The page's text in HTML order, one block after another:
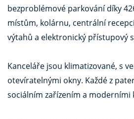
bezproblémové parkování díky
místům, kolárnu, centrální
výtahů a elektronický přístupový
Kanceláře jsou klimatizované, s
otevíratelnými okny. Každé z
sociálním zařízením a moderními